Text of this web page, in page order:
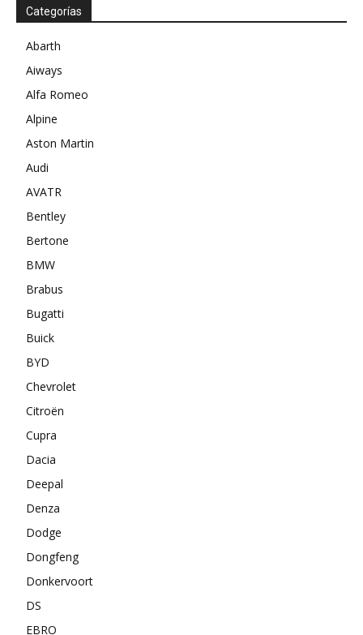
Categorías
Abarth
Aiways
Alfa Romeo
Alpine
Aston Martin
Audi
AVATR
Bentley
Bertone
BMW
Brabus
Bugatti
Buick
BYD
Chevrolet
Citroën
Cupra
Dacia
Deepal
Denza
Dodge
Dongfeng
Donkervoort
DS
EBRO